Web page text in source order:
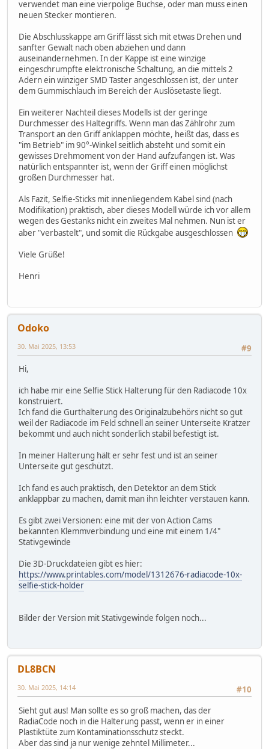
verwendet man eine vierpolige Buchse, oder man muss einen
neuen Stecker montieren.
Die Abschlusskappe am Griff lässt sich mit etwas Drehen und
sanfter Gewalt nach oben abziehen und dann
auseinandernehmen. In der Kappe ist eine winzige
eingeschrumpfte elektronische Schaltung, an die mittels 2
Adern ein winziger SMD Taster angeschlossen ist, der unter
dem Gummischlauch im Bereich der Auslösetaste liegt.
Ein weiterer Nachteil dieses Modells ist der geringe
Durchmesser des Haltegriffs. Wenn man das Zählrohr zum
Transport an den Griff anklappen möchte, heißt das, dass es
"im Betrieb" im 90°-Winkel seitlich absteht und somit ein
gewisses Drehmoment von der Hand aufzufangen ist. Was
natürlich entspannter ist, wenn der Griff einen möglichst
großen Durchmesser hat.
Als Fazit, Selfie-Sticks mit innenliegendem Kabel sind (nach
Modifikation) praktisch, aber dieses Modell würde ich vor allem
wegen des Gestanks nicht ein zweites Mal nehmen. Nun ist er
aber "verbastelt", und somit die Rückgabe ausgeschlossen
Viele Grüße!
Henri
Odoko
#9
30. Mai 2025, 13:53
Hi,
ich habe mir eine Selfie Stick Halterung für den Radiacode 10x
konstruiert.
Ich fand die Gurthalterung des Originalzubehörs nicht so gut
weil der Radiacode im Feld schnell an seiner Unterseite Kratzer
bekommt und auch nicht sonderlich stabil befestigt ist.
In meiner Halterung hält er sehr fest und ist an seiner
Unterseite gut geschützt.
Ich fand es auch praktisch, den Detektor an dem Stick
anklappbar zu machen, damit man ihn leichter verstauen kann.
Es gibt zwei Versionen: eine mit der von Action Cams
bekannten Klemmverbindung und eine mit einem 1/4"
Stativgewinde
Die 3D-Druckdateien gibt es hier:
https://www.printables.com/model/1312676-radiacode-10x-
selfie-stick-holder
Bilder der Version mit Stativgewinde folgen noch...
DL8BCN
#10
30. Mai 2025, 14:14
Sieht gut aus! Man sollte es so groß machen, das der
RadiaCode noch in die Halterung passt, wenn er in einer
Plastiktüte zum Kontaminationsschutz steckt.
Aber das sind ja nur wenige zehntel Millimeter...